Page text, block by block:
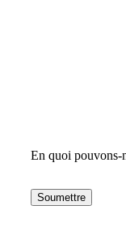
En quoi pouvons-
Soumettre